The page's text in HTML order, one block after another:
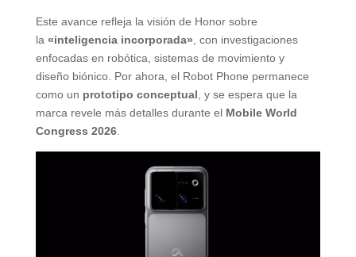
Este avance refleja la visión de Honor sobre
la «inteligencia incorporada», con investigaciones
enfocadas en robótica, sistemas de movimiento y
diseño biónico. Por ahora, el Robot Phone permanece
como un prototipo conceptual, y se espera que la
marca revele más detalles durante el Mobile World
Congress 2026.